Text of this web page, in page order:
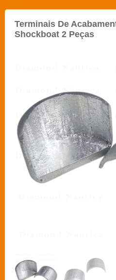
Terminais De
Shockboat 2 Peças